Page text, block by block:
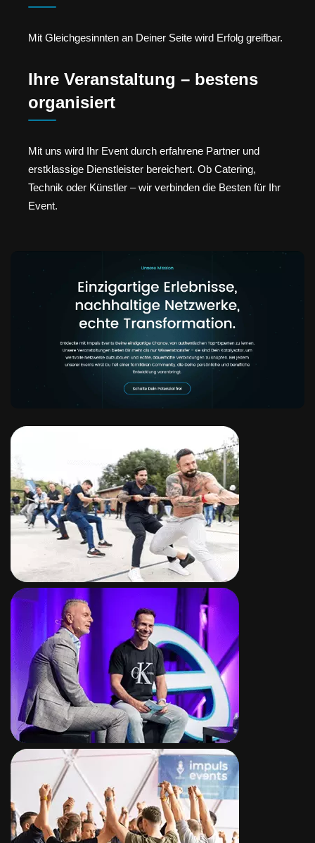
Mit Gleichgesinnten an Deiner Seite wird Erfolg greifbar.
Ihre Veranstaltung – bestens
organisiert
Mit uns wird Ihr Event durch erfahrene Partner und
erstklassige Dienstleister bereichert. Ob Catering,
Technik oder Künstler – wir verbinden die Besten für Ihr
Event.